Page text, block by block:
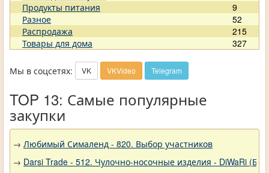
Продукты питания
9
Разное
52
Распродажа
215
Товары для дома
327
Мы в соцсетях: VK VKVideo Telegram
TOP 13: Самые популярные
закупки
→ Любимый Сималенд - 820. Выбор участников
→ Darsi Trade - 512. Чулочно-носочные изделия - DiWaRi